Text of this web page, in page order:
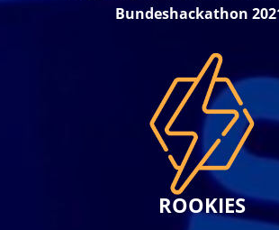
Bundeshackathon
ROOKIES